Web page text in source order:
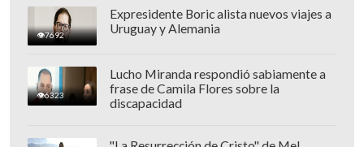
7692
Expresidente Boric alista nuevos viajes a
Uruguay y Alemania
6323
Lucho Miranda respondió sabiamente a
frase de Camila Flores sobre la
discapacidad